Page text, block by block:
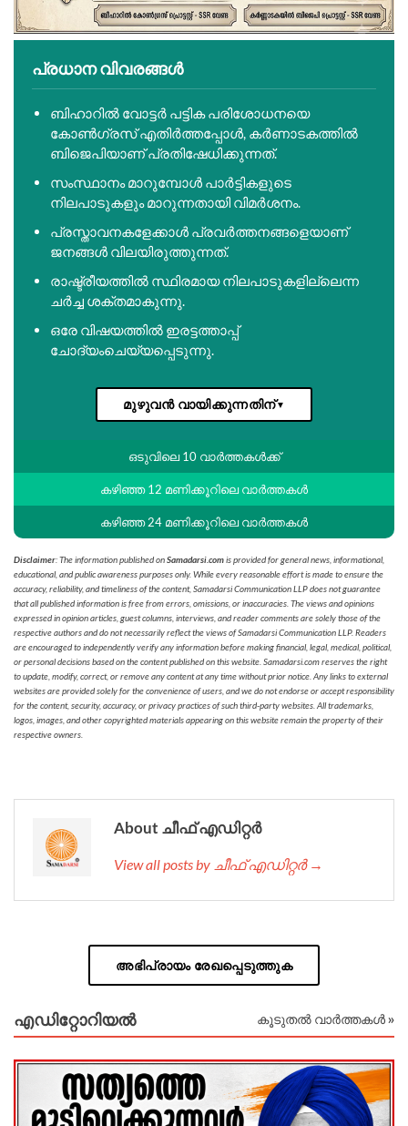
പ്രധാന വിവരങ്ങൾ
ബിഹാറിൽ വോട്ടർ പട്ടിക പരിശോധനയെ
കോൺഗ്രസ് എതിർത്തപ്പോൾ, കർണാടകത്തിൽ
ബിജെപിയാണ് പ്രതിഷേധിക്കുന്നത്.
സംസ്ഥാനം മാറുമ്പോൾ പാർട്ടികളുടെ
നിലപാടുകളും മാറുന്നതായി വിമർശനം.
പ്രസ്താവനകളേക്കാൾ പ്രവർത്തനങ്ങളെയാണ്
ജനങ്ങൾ വിലയിരുത്തുന്നത്.
രാഷ്ട്രീയത്തിൽ സ്ഥിരമായ നിലപാടുകളില്ലെന്ന
ചർച്ച ശക്തമാകുന്നു.
ഒരേ വിഷയത്തിൽ ഇരട്ടത്താപ്പ്
ചോദ്യംചെയ്യപ്പെടുന്നു.
മുഴുവൻ വായിക്കുന്നതിന്▼
ഒടുവിലെ 10 വാർത്തകൾക്ക്
കഴിഞ്ഞ 12 മണിക്കൂറിലെ വാർത്തകൾ
കഴിഞ്ഞ 24 മണിക്കൂറിലെ വാർത്തകൾ
Disclaimer: The information published onSamadarsi.comis provided for general news, informational,
educational, and public awareness purposes only. While every reasonable effort is made to ensure the
accuracy, reliability, and timeliness of the content, Samadarsi Communication LLP does not guarantee
that all published information is free from errors, omissions, or inaccuracies. The views and opinions
expressed in opinion articles, guest columns, interviews, and reader comments are solely those of the
respective authors and do not necessarily reflect the views of Samadarsi Communication LLP. Readers
are encouraged to independently verify any information before making financial, legal, medical, political,
or personal decisions based on the content published on this website. Samadarsi.com reserves the right
to update, modify, correct, or remove any content at any time without prior notice. Any links to external
websites are provided solely for the convenience of users, and we do not endorse or accept responsibility
for the content, security, accuracy, or privacy practices of such third-party websites. All trademarks,
logos, images, and other copyrighted materials appearing on this website remain the property of their
respective owners.
About ചീഫ് എഡിറ്റര്‍
View all posts by ചീഫ് എഡിറ്റര്‍ →
അഭിപ്രായം രേഖപ്പെടുത്തുക
എഡിറ്റോറിയല്‍ കൂടുതൽ വാർത്തകൾ »